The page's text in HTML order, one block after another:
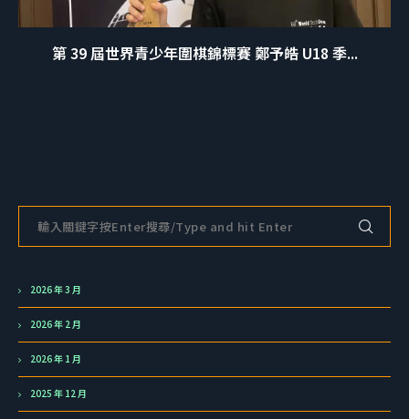
第 39 屆世界青少年圍棋錦標賽 鄭予皓 U18 季...
2026 年 3 月
2026 年 2 月
2026 年 1 月
2025 年 12 月